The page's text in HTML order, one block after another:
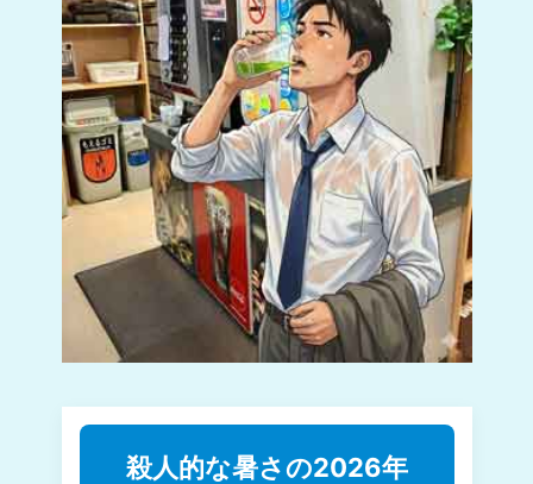
映画 / アニメ / 電子書籍
殺人的な暑さの2026年